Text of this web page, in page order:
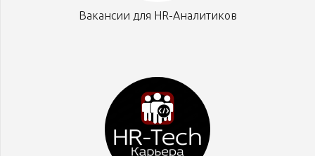
Вакансии для HR-Аналитиков